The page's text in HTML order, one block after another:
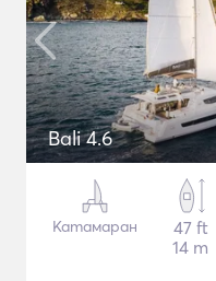
Bali 4.6
Катамаран
47 ft
14 m